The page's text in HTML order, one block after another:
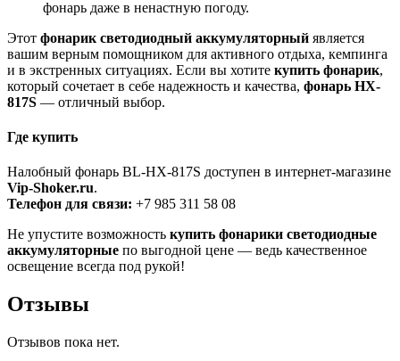
фонарь даже в ненастную погоду.
Этот фонарик светодиодный аккумуляторный является
вашим верным помощником для активного отдыха, кемпинга
и в экстренных ситуациях. Если вы хотите купить фонарик,
который сочетает в себе надежность и качества, фонарь HX-
817S — отличный выбор.
Где купить
Налобный фонарь BL-HX-817S доступен в интернет-магазине
Vip-Shoker.ru.
Телефон для связи: +7 985 311 58 08
Не упустите возможность купить фонарики светодиодные
аккумуляторные по выгодной цене — ведь качественное
освещение всегда под рукой!
Отзывы
Отзывов пока нет.